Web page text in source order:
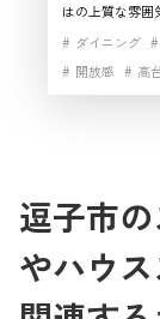
はの上質な雰囲
グ、庭、プール
スタイル撮影に
ダイニング
開放感
高
逗子市
やハウ